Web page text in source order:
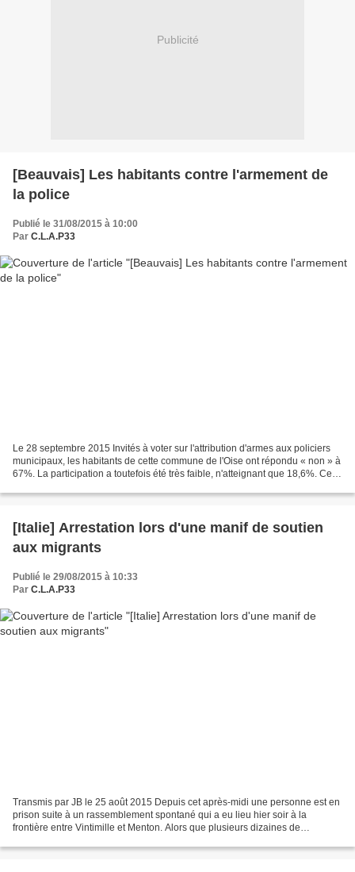
Publicité
[Beauvais] Les habitants contre l'armement de
la police
Publié le 31/08/2015 à 10:00
Par C.L.A.P33
Le 28 septembre 2015 Invités à voter sur l'attribution d'armes aux policiers
municipaux, les habitants de cette commune de l'Oise ont répondu « non » à
67%. La participation a toutefois été très faible, n'atteignant que 18,6%. Ceux
[Italie] Arrestation lors d'une manif de soutien
aux migrants
Publié le 29/08/2015 à 10:33
Par C.L.A.P33
Transmis par JB le 25 août 2015 Depuis cet après-midi une personne est en
prison suite à un rassemblement spontané qui a eu lieu hier soir à la
frontière entre Vintimille et Menton. Alors que plusieurs dizaines de